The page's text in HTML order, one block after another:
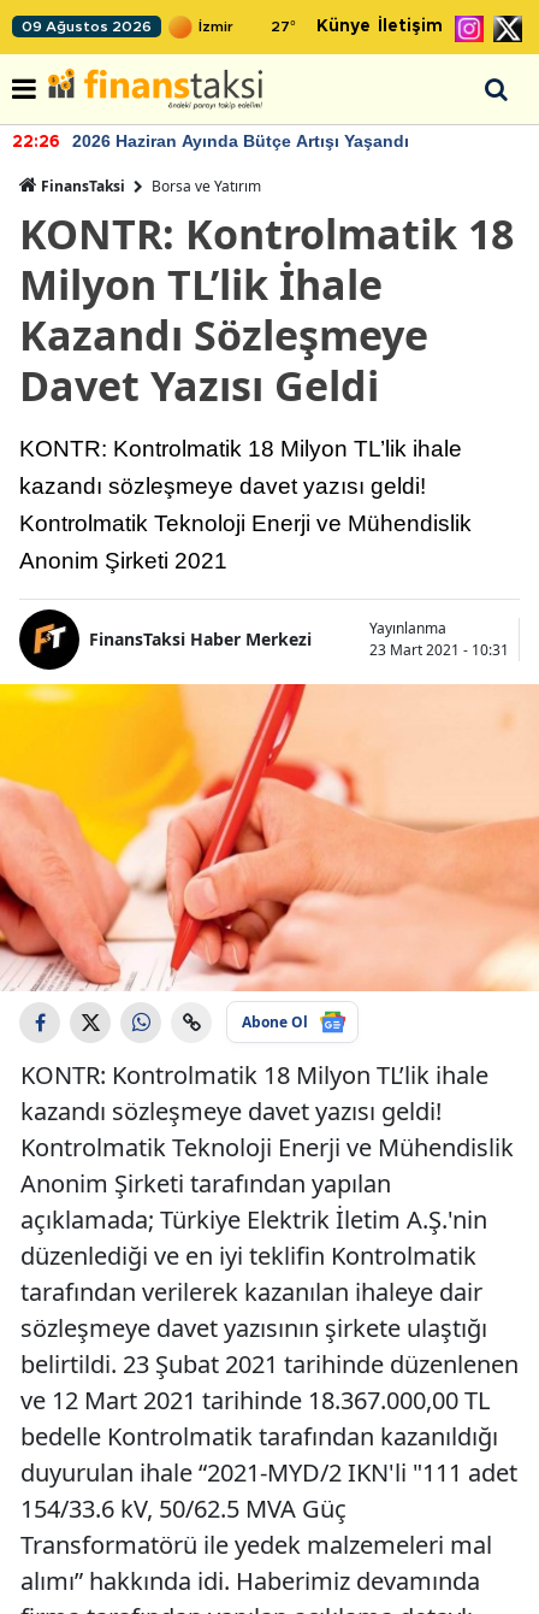
09 Ağustos 2026 27° Künye İletişim
22:26 2026 Haziran Ayında Bütçe Artışı Yaşandı
FinansTaksi Borsa ve Yatırım
KONTR: Kontrolmatik 18
Milyon TL’lik İhale
Kazandı Sözleşmeye
Davet Yazısı Geldi
KONTR: Kontrolmatik 18 Milyon TL’lik ihale
kazandı sözleşmeye davet yazısı geldi!
Kontrolmatik Teknoloji Enerji ve Mühendislik
Anonim Şirketi 2021
FinansTaksi Haber Merkezi
Yayınlanma
23 Mart 2021 - 10:31
Abone Ol
KONTR: Kontrolmatik 18 Milyon TL’lik ihale
kazandı sözleşmeye davet yazısı geldi!
Kontrolmatik Teknoloji Enerji ve Mühendislik
Anonim Şirketi tarafından yapılan
açıklamada; Türkiye Elektrik İletim A.Ş.'nin
düzenlediği ve en iyi teklifin Kontrolmatik
tarafından verilerek kazanılan ihaleye dair
sözleşmeye davet yazısının şirkete ulaştığı
belirtildi. 23 Şubat 2021 tarihinde düzenlenen
ve 12 Mart 2021 tarihinde 18.367.000,00 TL
bedelle Kontrolmatik tarafından kazanıldığı
duyurulan ihale “2021-MYD/2 IKN'li "111 adet
154/33.6 kV, 50/62.5 MVA Güç
Transformatörü ile yedek malzemeleri mal
alımı” hakkında idi. Haberimiz devamında